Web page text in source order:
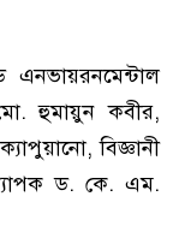
হুমায়ুন কবীর,
বিজ্ঞানী
ড. কে. এম.